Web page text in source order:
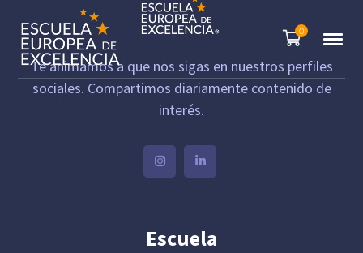
0
Te animamos a que nos sigas en nuestros perfiles
sociales. Compartimos diariamente contenido de
interés.
Escuela